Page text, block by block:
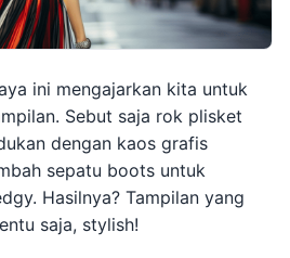
ini mengajarkan kita untuk
Sebut saja rok plisket
dengan kaos grafis
sepatu boots untuk
Hasilnya? Tampilan yang
saja, stylish!